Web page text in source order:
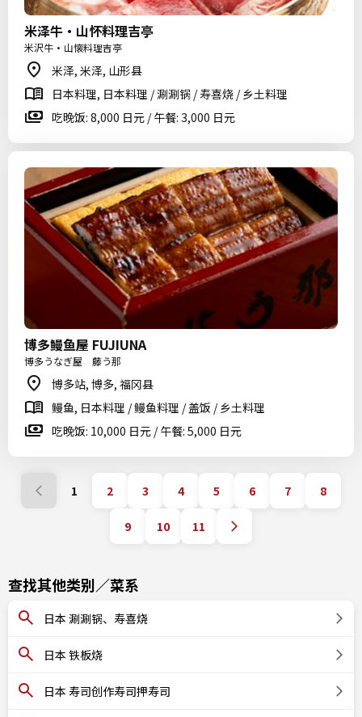
米泽牛・山怀料理吉亭
米沢牛・山懐料理吉亭
米泽, 米泽, 山形县
日本料理, 日本料理 / 涮涮锅 / 寿喜烧 / 乡土料理
吃晚饭: 8,000 日元 / 午餐: 3,000 日元
博多鳗鱼屋 FUJIUNA
博多うなぎ屋 藤う那
博多站, 博多, 福冈县
鳗鱼, 日本料理 / 鳗鱼料理 / 盖饭 / 乡土料理
吃晚饭: 10,000 日元 / 午餐: 5,000 日元
1 2 3 4 5 6 7 8
9 10 11
查找其他类别／菜系
日本 涮涮锅、寿喜烧
日本 铁板烧
日本 寿司创作寿司押寿司